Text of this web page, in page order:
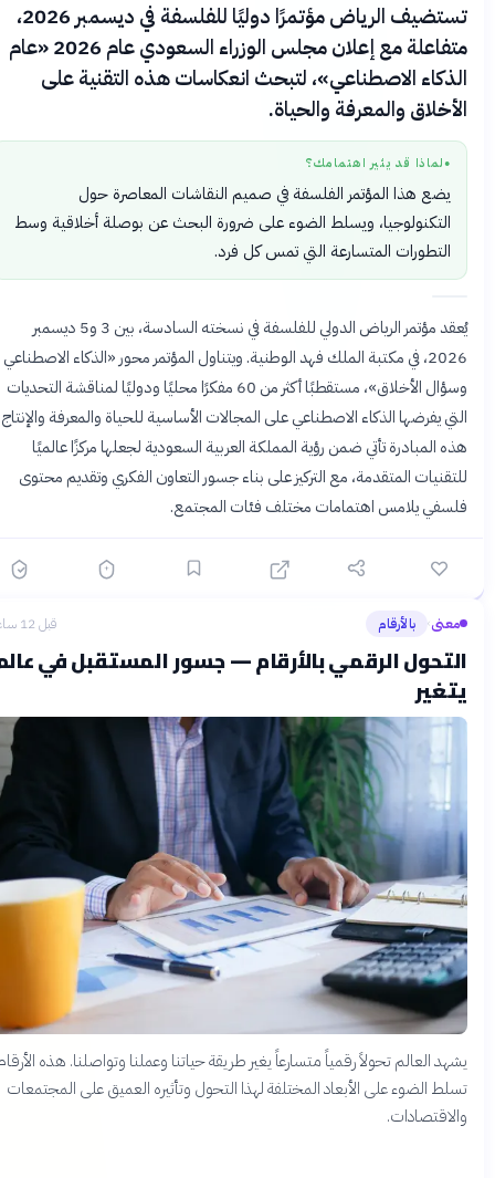
تستضيف الرياض مؤتمرًا دوليًا للفلسفة في ديسمبر 2026،
متفاعلة مع إعلان مجلس الوزراء السعودي عام 2026 «عام
الذكاء الاصطناعي»، لتبحث انعكاسات هذه التقنية على
الأخلاق والمعرفة والحياة.
لماذا قد يثير اهتمامك؟
يضع هذا المؤتمر الفلسفة في صميم النقاشات المعاصرة حول
التكنولوجيا، ويسلط الضوء على ضرورة البحث عن بوصلة أخلاقية وسط
التطورات المتسارعة التي تمس كل فرد.
يُعقد مؤتمر الرياض الدولي للفلسفة في نسخته السادسة، بين 3 و5 ديسمبر
2026، في مكتبة الملك فهد الوطنية. ويتناول المؤتمر محور «الذكاء الاصطناعي
وسؤال الأخلاق»، مستقطبًا أكثر من 60 مفكرًا محليًا ودوليًا لمناقشة التحديات
التي يفرضها الذكاء الاصطناعي على المجالات الأساسية للحياة والمعرفة والإنتاج.
هذه المبادرة تأتي ضمن رؤية المملكة العربية السعودية لجعلها مركزًا عالميًا
للتقنيات المتقدمة، مع التركيز على بناء جسور التعاون الفكري وتقديم محتوى
فلسفي يلامس اهتمامات مختلف فئات المجتمع.
معنى› بالأرقام
التحول الرقمي بالأرقام — جسور المستقبل في عالم
يتغير
يشهد العالم تحولاً رقمياً متسارعاً يغير طريقة حياتنا وعملنا وتواصلنا. هذه الأرقام
تسلط الضوء على الأبعاد المختلفة لهذا التحول وتأثيره العميق على المجتمعات
والاقتصادات.